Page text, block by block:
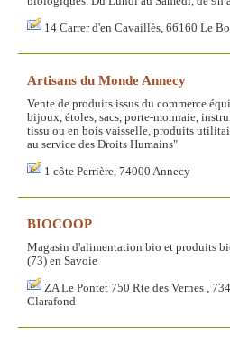
14 Carrer d'en Cavaillès, 66160 Le
Artisans du Monde Annecy
Vente de produits issus du commerce
bijoux, étoles, sacs, porte-monnaie,
tissu ou en bois vaisselle, produits
au service des Droits Humains"
1 côte Perrière, 74000 Annecy
BIOCOOP
Magasin d'alimentation bio et produits
(73) en Savoie
ZA Le Pontet 750 Rte des Vernes ,
Clarafond